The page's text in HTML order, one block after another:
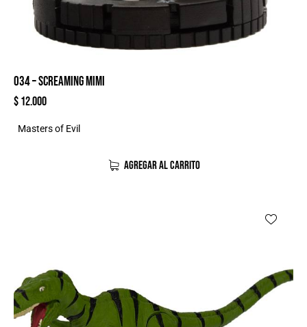
034 – SCREAMING MIMI
$12.000
Masters of Evil
AGREGAR AL CARRITO